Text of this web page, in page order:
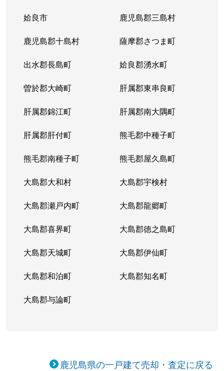
姶良市 鹿児島郡三島村
鹿児島郡十島村 薩摩郡さつま町
出水郡長島町 姶良郡湧水町
曽於郡大崎町 肝属郡東串良町
肝属郡錦江町 肝属郡南大隅町
肝属郡肝付町 熊毛郡中種子町
熊毛郡南種子町 熊毛郡屋久島町
大島郡大和村 大島郡宇検村
大島郡瀬戸内町 大島郡龍郷町
大島郡喜界町 大島郡徳之島町
大島郡天城町 大島郡伊仙町
大島郡和泊町 大島郡知名町
大島郡与論町
鹿児島県の一戸建て売却・査定に戻る